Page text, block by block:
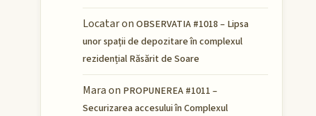
Locataron OBSERVATIA #1018 – Lipsa
unor spații de depozitare în complexul
rezidențial Răsărit de Soare
Maraon PROPUNEREA #1011 –
Securizarea accesului în Complexul